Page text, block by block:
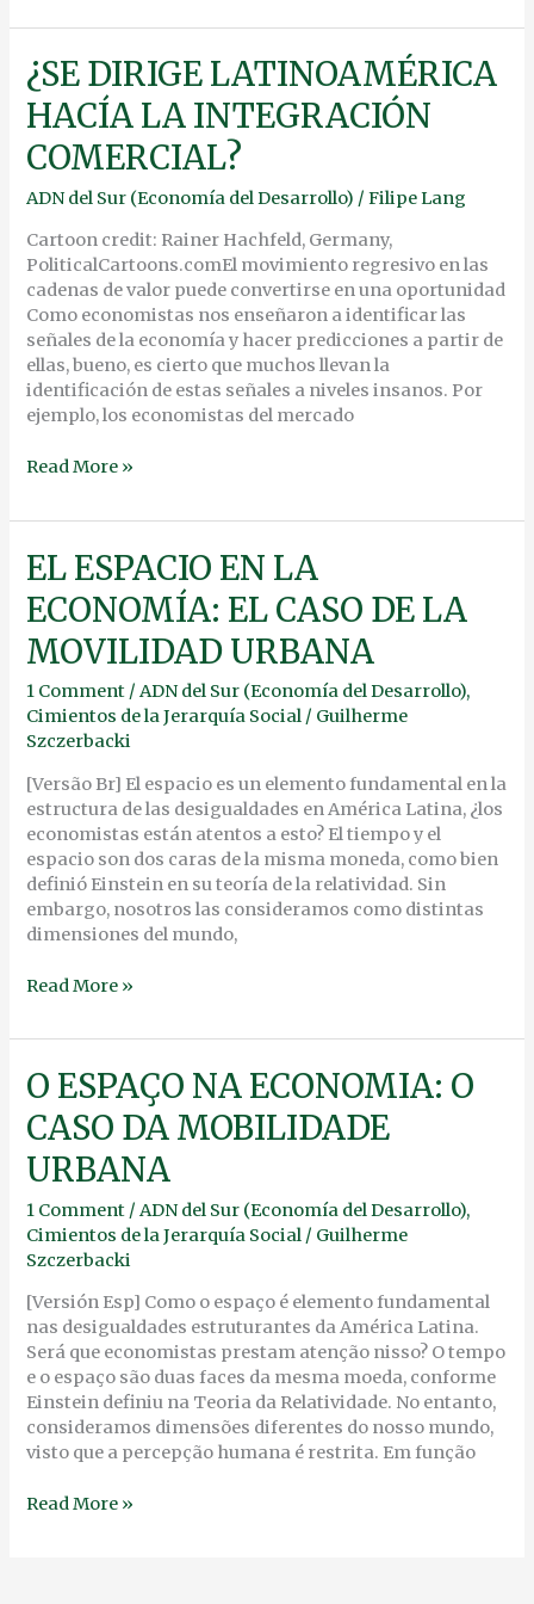
¿SE DIRIGE LATINOAMÉRICA
HACÍA LA INTEGRACIÓN
COMERCIAL?
ADN del Sur (Economía del Desarrollo) /Filipe Lang
Cartoon credit: Rainer Hachfeld, Germany,
PoliticalCartoons.comEl movimiento regresivo en las
cadenas de valor puede convertirse en una oportunidad
Como economistas nos enseñaron a identificar las
señales de la economía y hacer predicciones a partir de
ellas, bueno, es cierto que muchos llevan la
identificación de estas señales a niveles insanos. Por
ejemplo, los economistas del mercado
¿SE
DIRIGE
LATINOAMÉRICA
HACÍA
LA
INTEGRACIÓN
Read More »
EL ESPACIO EN LA
ECONOMÍA: EL CASO DE LA
MOVILIDAD URBANA
1 Comment /ADN del Sur (Economía del Desarrollo),
Cimientos de la Jerarquía Social / Guilherme
Szczerbacki
[Versão Br] El espacio es un elemento fundamental en la
estructura de las desigualdades en América Latina, ¿los
economistas están atentos a esto? El tiempo y el
espacio son dos caras de la misma moneda, como bien
definió Einstein en su teoría de la relatividad. Sin
embargo, nosotros las consideramos como distintas
dimensiones del mundo,
EL
ESPACIO
EN
LA
ECONOMÍA:
EL
CASO
DE
MOVILIDAD
URBANA
Read More »
O ESPAÇO NA ECONOMIA: O
CASO DA MOBILIDADE
URBANA
1 Comment / ADN del Sur (Economía del Desarrollo),
Cimientos de la Jerarquía Social / Guilherme
Szczerbacki
[Versión Esp] Como o espaço é elemento fundamental
nas desigualdades estruturantes da América Latina.
Será que economistas prestam atenção nisso? O tempo
e o espaço são duas faces da mesma moeda, conforme
Einstein definiu na Teoria da Relatividade. No entanto,
consideramos dimensões diferentes do nosso mundo,
visto que a percepção humana é restrita. Em função
O
ESPAÇO
NA
ECONOMIA:
O
CASO
DA
MOBILIDADE
Read More »